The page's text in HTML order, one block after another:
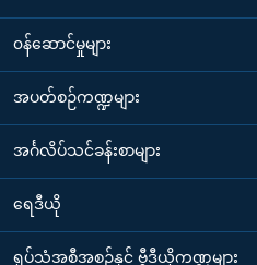
၀န်ဆောင်မှုများ
အပတ်စဉ်ကဏ္ဍများ
အင်္ဂလိပ်သင်ခန်းစာများ
ရေဒီယို
ရုပ်သံအစီအစဉ်နှင့် ဗွီဒီယိုကဏ္ဍများ